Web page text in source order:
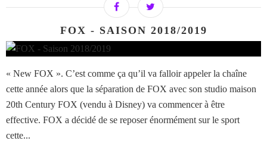
FOX - SAISON 2018/2019
« New FOX ». C’est comme ça qu’il va falloir appeler la chaîne
cette année alors que la séparation de FOX avec son studio maison
20th Century FOX (vendu à Disney) va commencer à être
effective. FOX a décidé de se reposer énormément sur le sport
cette...